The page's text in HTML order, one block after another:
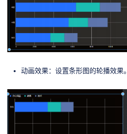
动画效果：设置条形图的轮播效果。